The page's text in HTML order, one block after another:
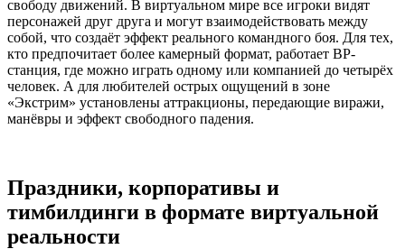
свободу движений. В виртуальном мире все игроки видят
персонажей друг друга и могут взаимодействовать между
собой, что создаёт эффект реального командного боя. Для тех,
кто предпочитает более камерный формат, работает ВР-
станция, где можно играть одному или компанией до четырёх
человек. А для любителей острых ощущений в зоне
«Экстрим» установлены аттракционы, передающие виражи,
манёвры и эффект свободного падения.
Праздники, корпоративы и
тимбилдинги в формате виртуальной
реальности